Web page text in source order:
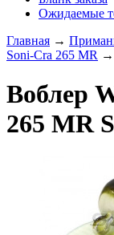
Ожидаемые
Главная →
Soni-Cra 265 MR →
Воблер
265 MR